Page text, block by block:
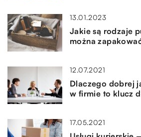
13.01.2023
Jakie są rodzaje
można
12.07.2021
Dlaczego dobrej
w firmie to klucz
17.05.2021